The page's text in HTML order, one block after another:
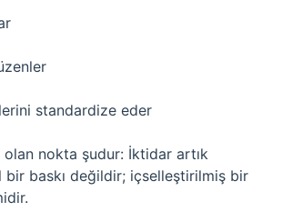
standardize eder
olan nokta şudur: İktidar artık
bir baskı değildir; içselleştirilmiş bir